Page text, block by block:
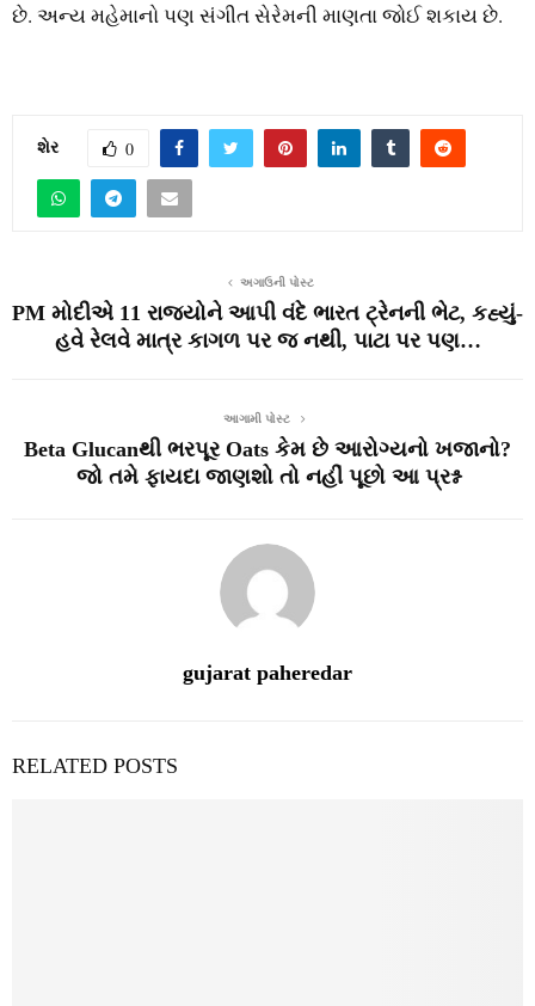
છે. અન્ય મહેમાનો પણ સંગીત સેરેમની માણતા જોઈ શકાય છે.
શેર 0
અગાઉની પોસ્ટ
PM મોદીએ 11 રાજ્યોને આપી વંદે ભારત ટ્રેનની ભેટ, કહ્યું-
હવે રેલવે માત્ર કાગળ પર જ નથી, પાટા પર પણ…
આગામી પોસ્ટ
Beta Glucanથી ભરપૂર Oats કેમ છે આરોગ્યનો ખજાનો?
જો તમે ફાયદા જાણશો તો નહીં પૂછો આ પ્રશ્ન
gujarat paheredar
RELATED POSTS